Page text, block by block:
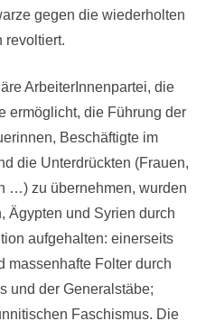
gegen die wiederholten
revoltiert.
ArbeiterInnenpartei, die
ermöglicht, die Führung der
Beschäftigte im
die Unterdrückten (Frauen,
…) zu übernehmen, wurden
Ägypten und Syrien durch
aufgehalten: einerseits
massenhafte Folter durch
und der Generalstäbe;
Faschismus. Die